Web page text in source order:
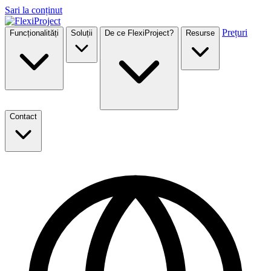
Sari la conținut
Funcționalități Soluții De ce FlexiProject? Resurse Prețuri
Contact